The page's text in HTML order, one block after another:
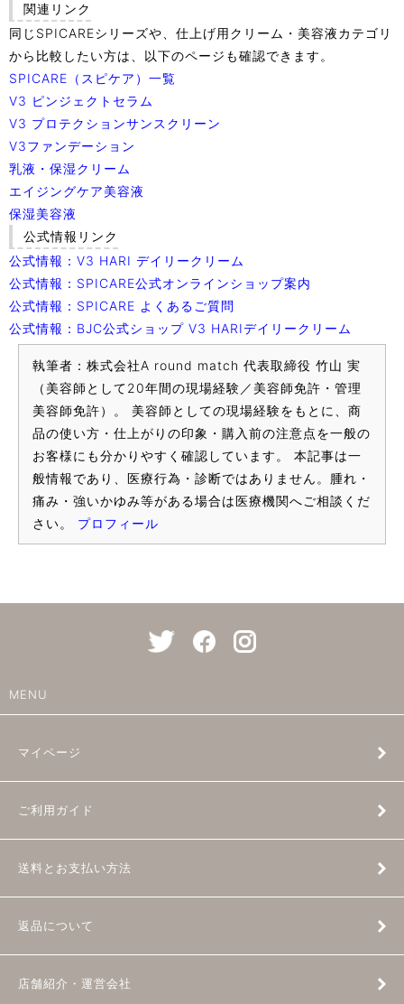
関連リンク
同じSPICAREシリーズや、仕上げ用クリーム・美容液カテゴリ
から比較したい方は、以下のページも確認できます。
SPICARE（スピケア）一覧
V3 ピンジェクトセラム
V3 プロテクションサンスクリーン
V3ファンデーション
乳液・保湿クリーム
エイジングケア美容液
保湿美容液
公式情報リンク
公式情報：V3 HARI デイリークリーム
公式情報：SPICARE公式オンラインショップ案内
公式情報：SPICARE よくあるご質問
公式情報：BJC公式ショップ V3 HARIデイリークリーム
執筆者：株式会社A round match 代表取締役 竹山 実
（美容師として20年間の現場経験／美容師免許・管理
美容師免許）。 美容師としての現場経験をもとに、商
品の使い方・仕上がりの印象・購入前の注意点を一般の
お客様にも分かりやすく確認しています。 本記事は一
般情報であり、医療行為・診断ではありません。腫れ・
痛み・強いかゆみ等がある場合は医療機関へご相談くだ
さい。 プロフィール
MENU
マイページ
ご利用ガイド
送料とお支払い方法
返品について
店舗紹介・運営会社